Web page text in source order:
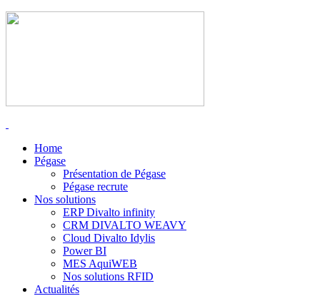
Home
Pégase
Présentation de Pégase
Pégase recrute
Nos solutions
ERP Divalto infinity
CRM DIVALTO WEAVY
Cloud Divalto Idylis
Power BI
MES AquiWEB
Nos solutions RFID
Actualités